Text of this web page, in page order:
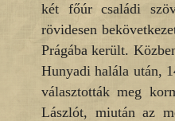
két főúr családi
rövidesen
Prágába került.
Hunyadi halála után,
választották meg
Lászlót, miután az